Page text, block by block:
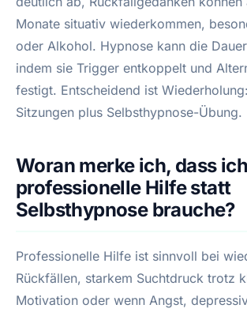
Monate situativ wiederkommen,
oder Alkohol. Hypnose kann die
indem sie Trigger entkoppelt und
festigt. Entscheidend ist
Sitzungen plus Selbsthypnose-Übung.
Woran merke ich, dass ich
professionelle Hilfe statt
Selbsthypnose brauche?
Professionelle Hilfe ist sinnvoll bei
Rückfällen, starkem Suchtdruck trotz
Motivation oder wenn Angst,